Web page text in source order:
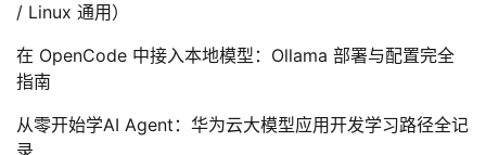
/ Linux 通用）
在 OpenCode 中接入本地模型：Ollama 部署与配置完全
指南
从零开始学AI Agent：华为云大模型应用开发学习路径全记